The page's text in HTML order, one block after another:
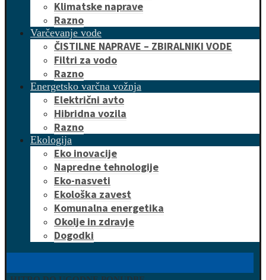
Klimatske naprave
Razno
Varčevanje vode
ČISTILNE NAPRAVE – ZBIRALNIKI VODE
Filtri za vodo
Razno
Energetsko varčna vožnja
Električni avto
Hibridna vozila
Razno
Ekologija
Eko inovacije
Napredne tehnologije
Eko-nasveti
Ekološka zavest
Komunalna energetika
Okolje in zdravje
Dogodki